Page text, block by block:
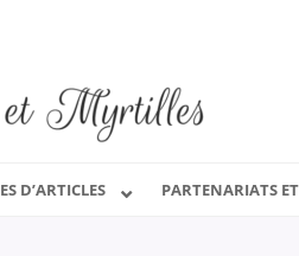
D’ARTICLES PARTENARIATS